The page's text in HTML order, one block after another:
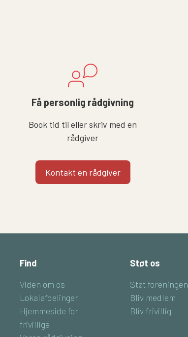
Få personlig rådgivning
Book tid til eller skriv med en
rådgiver
Kontakt en rådgiver
Find
Viden om os
Lokalafdelinger
Hjemmeside for
frivillige
Støt os
Støt foreningen
Bliv medlem
Bliv frivillig